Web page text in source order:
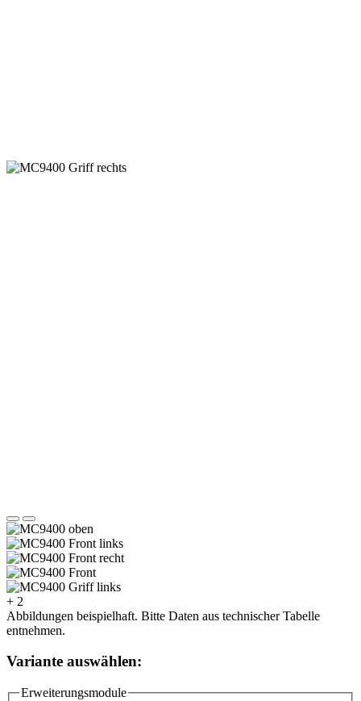
+ 2
Abbildungen beispielhaft. Bitte Daten aus technischer Tabelle
entnehmen.
Variante auswählen:
Erweiterungsmodule